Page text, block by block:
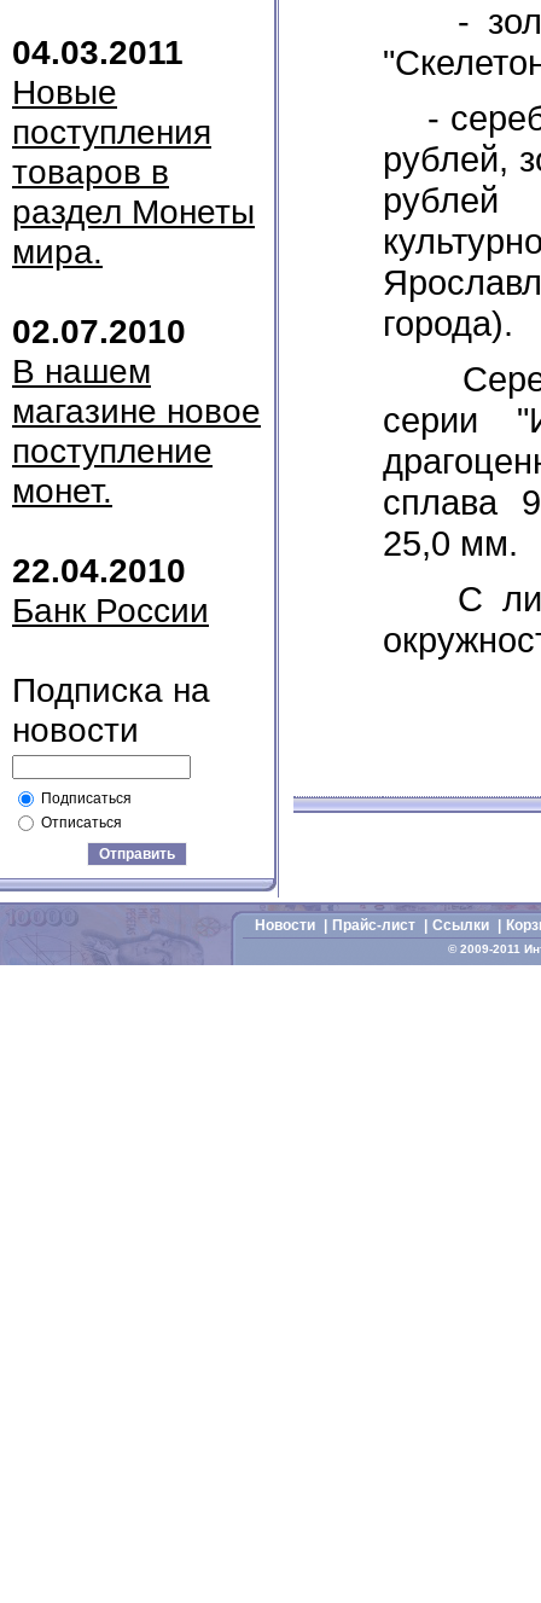
04.03.2011
Новые
поступления
товаров в
раздел Монеты
мира.
02.07.2010
В нашем
магазине новое
поступление
монет.
22.04.2010
Банк России
Подписка на
новости
Подписаться
Отписаться
Отправить
-
-
рублей,
города).
серии
сплава
25,0 мм.
С
Новости Прайс-лист Cсылки
© 2009-2011